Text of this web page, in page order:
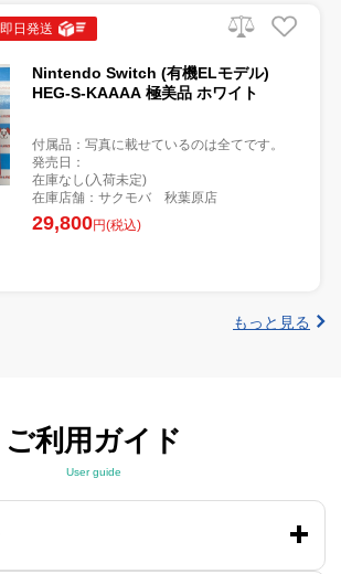
即日発送
Nintendo Switch (有機ELモデル)
HEG-S-KAAAA 極美品 ホワイト
付属品：写真に載せているのは全てです。
発売日：
在庫なし(入荷未定)
在庫店舗：サクモバ 秋葉原店
29,800円(税込)
もっと見る
ご利用ガイド
User guide